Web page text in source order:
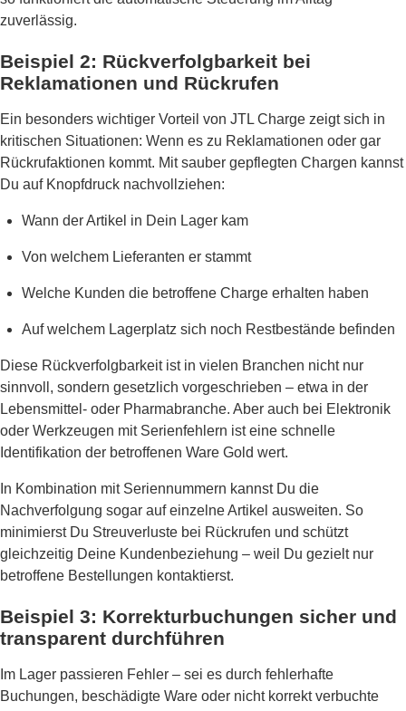
zuverlässig.
Beispiel 2: Rückverfolgbarkeit bei
Reklamationen und Rückrufen
Ein besonders wichtiger Vorteil von JTL Charge zeigt sich in
kritischen Situationen: Wenn es zu Reklamationen oder gar
Rückrufaktionen kommt. Mit sauber gepflegten Chargen kannst
Du auf Knopfdruck nachvollziehen:
Wann der Artikel in Dein Lager kam
Von welchem Lieferanten er stammt
Welche Kunden die betroffene Charge erhalten haben
Auf welchem Lagerplatz sich noch Restbestände befinden
Diese Rückverfolgbarkeit ist in vielen Branchen nicht nur
sinnvoll, sondern gesetzlich vorgeschrieben – etwa in der
Lebensmittel- oder Pharmabranche. Aber auch bei Elektronik
oder Werkzeugen mit Serienfehlern ist eine schnelle
Identifikation der betroffenen Ware Gold wert.
In Kombination mit Seriennummern kannst Du die
Nachverfolgung sogar auf einzelne Artikel ausweiten. So
minimierst Du Streuverluste bei Rückrufen und schützt
gleichzeitig Deine Kundenbeziehung – weil Du gezielt nur
betroffene Bestellungen kontaktierst.
Beispiel 3: Korrekturbuchungen sicher und
transparent durchführen
Im Lager passieren Fehler – sei es durch fehlerhafte
Buchungen, beschädigte Ware oder nicht korrekt verbuchte